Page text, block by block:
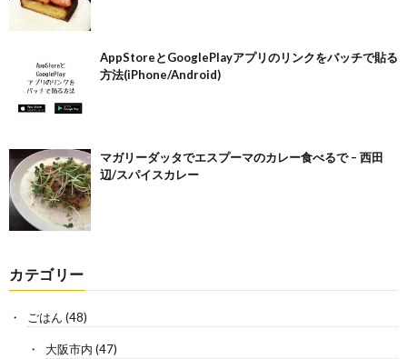
AppStoreとGooglePlayアプリのリンクをバッチで貼る
方法(iPhone/Android)
マガリーダッタでエスプーマのカレー食べるで – 西田
辺/スパイスカレー
カテゴリー
ごはん (48)
大阪市内 (47)